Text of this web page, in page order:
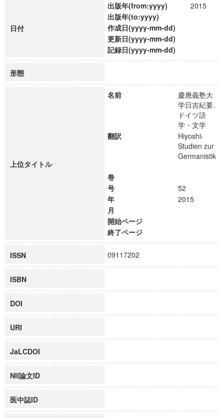
日付
出版年(from:yyyy)
2015
出版年(to:yyyy)
作成日(yyyy-mm-dd)
更新日(yyyy-mm-dd)
記録日(yyyy-mm-dd)
形態
上位タイトル
名前
慶應義塾大
学日吉紀要.
ドイツ語
学・文学
翻訳
Hiyoshi-
Studien zur
Germanistik
巻
号
52
年
2015
月
開始ページ
終了ページ
ISSN 09117202
ISBN
DOI
URI
JaLCDOI
NII論文ID
医中誌ID